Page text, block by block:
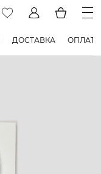
ДОСТАВКА ОПЛАТА